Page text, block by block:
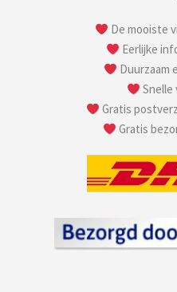
De mooiste
Eerlijke
Duurzaam
Snelle
Gratis
Gratis